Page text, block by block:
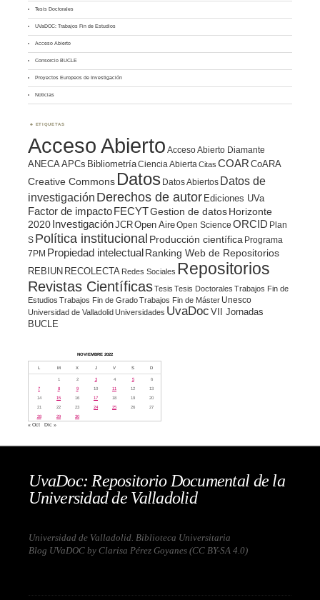
Tesis Doctorales
UVaDOC: Trabajos Fin de Estudios
Acceso Abierto
Consorcio BUCLE
Proyectos Europeos de Investigación
Noticias
ETIQUETAS
Acceso Abierto Acceso Abierto Diamante
ANECA APCs BibliometríaCiencia Abierta Citas COAR CoARA
Creative Commons Datos Datos Abiertos Datos de
investigación Derechos de autor Ediciones UVa
Factor de impacto FECYTGestion de datosHorizonte
2020 InvestigaciónJCROpen AireOpen Science ORCID Plan
S Política institucional Producción científica Programa
7PM Propiedad intelectualRanking Web de Repositorios
REBIUN RECOLECTA Redes Sociales Repositorios
Revistas CientíficasTesis Tesis Doctorales Trabajos Fin de
Estudios Trabajos Fin de GradoTrabajos Fin de Máster Unesco
Universidad de ValladolidUniversidades UvaDoc VII Jornadas
BUCLE
NOVIEMBRE 2022
L M X J V S D
1 2 3 4 5
6
7
8 9 10 11 12
13
14
15 16 17 18 19
20
21
22 23 24 25 26
27
28
29 30
« Oct Dic »
UvaDoc: Repositorio Documental de la
Universidad de Valladolid
Universidad de Valladolid. Biblioteca Universitaria
Blog UVaDOC by Clarisa Pérez Goyanes (CC BY-SA 4.0)